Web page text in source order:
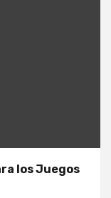
los Juegos